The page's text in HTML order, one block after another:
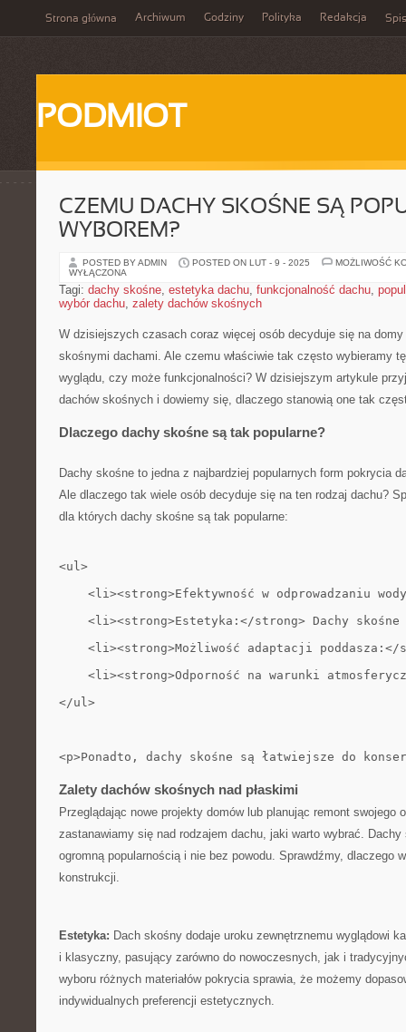
Strona główna Archiwum Godziny Polityka Redakcja
PODMIOT
CZEMU DACHY SKOŚNE SĄ
WYBOREM?
POSTED BY ADMIN POSTED ON LUT - 9 - 2025
MOŻLIWOŚĆ
WYŁĄCZONA
Tagi: dachy skośne, estetyka dachu, funkcjonalność dachu,
wybór dachu, zalety dachów skośnych
W ⁤dzisiejszych ⁤czasach coraz więcej⁢ osób decyduje się na
skośnymi dachami. Ale czemu właściwie tak często wybieramy
wyglądu, czy może funkcjonalności? W dzisiejszym ⁣artykule
dachów‍ skośnych i dowiemy się, dlaczego stanowią one⁢ tak
Dlaczego dachy skośne są tak⁢ popularne?
Dachy⁢ skośne to jedna‍ z najbardziej popularnych form pokrycia
Ale dlaczego tak ‌wiele ​osób decyduje ⁤się na ten rodzaj dachu?
dla których dachy skośne są tak popularne:
<ul>
<li><strong>Efektywność w odprowadzaniu
<li><strong>Estetyka:</strong> Dachy
<li><strong>Możliwość adaptacji
<li><strong>Odporność na warunki
</ul>
<p>Ponadto, dachy skośne są łatwiejsze do
Zalety dachów skośnych ⁢nad płaskimi
Przeglądając nowe​ projekty domów lub planując remont swojego
zastanawiamy się ⁢nad rodzajem dachu, jaki warto wybrać.
ogromną popularnością⁤ i nie bez powodu. Sprawdźmy, dlaczego
konstrukcji.
Estetyka: Dach skośny dodaje uroku zewnętrznemu wyglądowi
i klasyczny, pasujący zarówno do nowoczesnych, jak i
wyboru różnych materiałów pokrycia⁤ sprawia, że możemy
indywidualnych preferencji ⁤estetycznych.